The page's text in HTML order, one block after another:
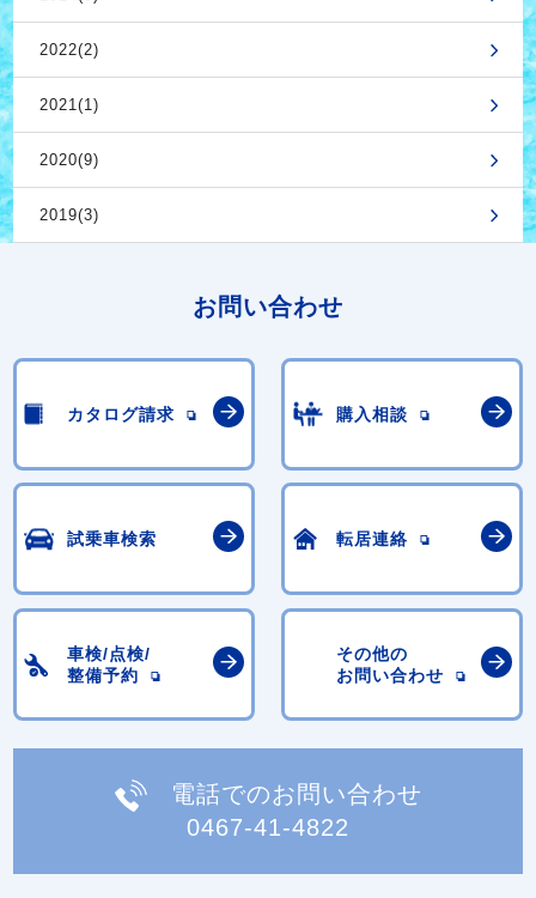
2022(2)
2021(1)
2020(9)
2019(3)
お問い合わせ
カタログ請求 購入相談
試乗車検索 転居連絡
車検/点検/
整備予約
その他の
お問い合わせ
電話でのお問い合わせ
0467-41-4822